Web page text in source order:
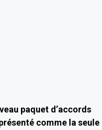
paquet d’accords
comme la seule